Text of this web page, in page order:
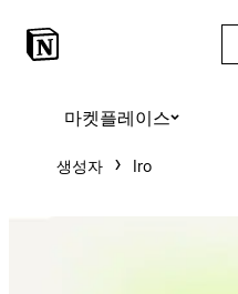
마켓플레이스
생성자 Iro